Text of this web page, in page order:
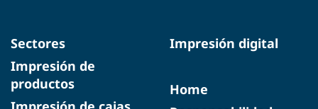
Sectores
Impresión de
productos
Impresión digital
Home